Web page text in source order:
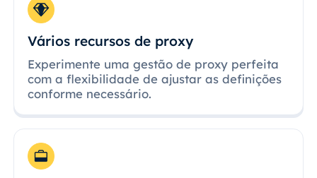
Vários recursos de proxy
Experimente uma gestão de proxy perfeita
com a flexibilidade de ajustar as definições
conforme necessário.